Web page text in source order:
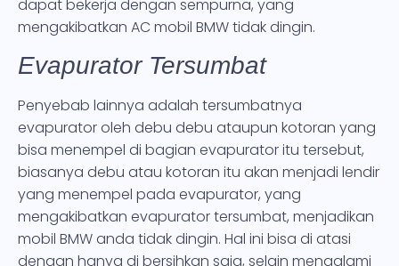
dapat bekerja dengan sempurna, yang
mengakibatkan AC mobil BMW tidak dingin.
Evapurator Tersumbat
Penyebab lainnya adalah tersumbatnya
evapurator oleh debu debu ataupun kotoran yang
bisa menempel di bagian evapurator itu tersebut,
biasanya debu atau kotoran itu akan menjadi lendir
yang menempel pada evapurator, yang
mengakibatkan evapurator tersumbat, menjadikan
mobil BMW anda tidak dingin. Hal ini bisa di atasi
dengan hanya di bersihkan saja, selain mengalami